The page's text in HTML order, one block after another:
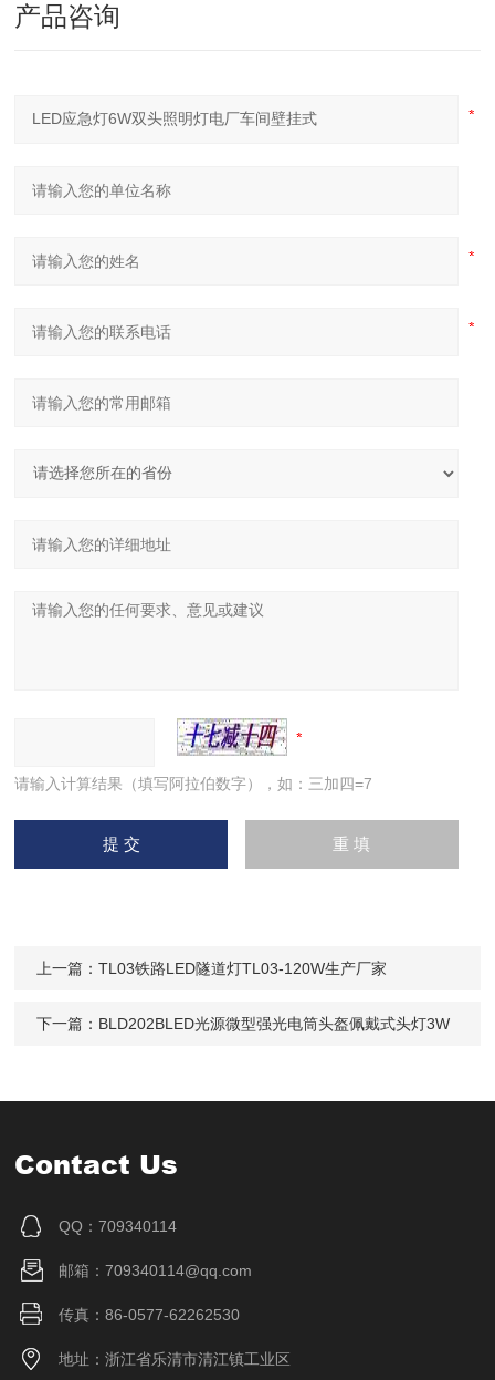
产品咨询
请输入计算结果（填写阿拉伯数字），如：三加四=7
上一篇：TL03铁路LED隧道灯TL03-120W生产厂家
下一篇： BLD202BLED光源微型强光电筒头盔佩戴式头灯3W
Contact Us
QQ：709340114
邮箱：709340114@qq.com
传真：86-0577-62262530
地址：浙江省乐清市清江镇工业区